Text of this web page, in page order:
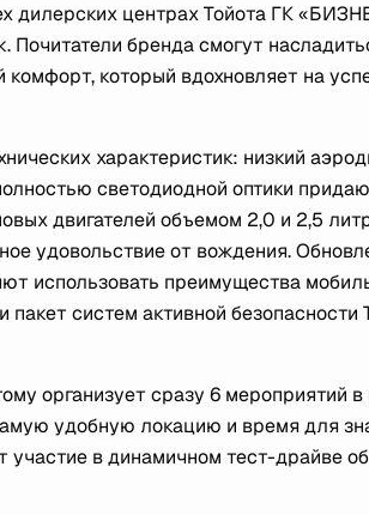
дилерских центрах Тойота ГК
бренда смогут
который вдохновляет на
характеристик: низкий
светодиодной оптики
двигателей объемом 2,0 и 2,5
удовольствие от вождения.
использовать преимущества
систем активной безопасности
организует сразу 6 мероприятий
удобную локацию и время для
в динамичном тест-драйве